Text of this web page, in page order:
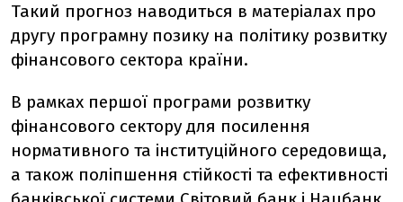
Такий прогноз наводиться в матеріалах про
другу програмну позику на політику розвитку
фінансового сектора країни.
В рамках першої програми розвитку
фінансового сектору для посилення
нормативного та інституційного середовища,
а також поліпшення стійкості та ефективності